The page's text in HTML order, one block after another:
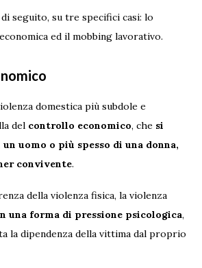
seguito, su tre specifici casi: lo
ed il mobbing lavorativo.
domestica più subdole e
del controllo economico, chesi
uomo o più spesso di una donna,
convivente.
della violenza fisica, la violenza
una forma di pressione psicologica,
la dipendenza della vittima dal proprio